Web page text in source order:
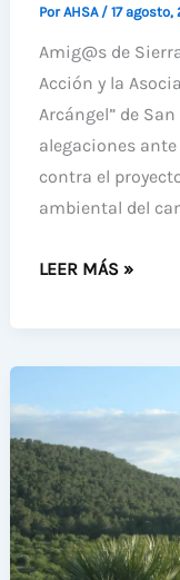
EN
LA
ZEPA
DE
SIERRA
ESCALONA,
DENTRO
LA
500
TORNO
AL
PAISAJE
PROTEGIDO
MACROPLANTA
DE
TRATAMIENTO
DE
ESTIÉRCOL
PorAHSA / 17 agosto,
Amig@s de
Acción y la
Arcángel” de
alegaciones
contra el
ambiental del
ECOLOGISTAS
EL
AYUNTAMIENTO
DE
ORIHUELA
AL
LEER MÁS »